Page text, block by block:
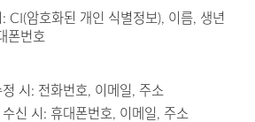
: CI(암호화된 개인 식별정보), 이름, 생년
폰번호
정 시: 전화번호, 이메일, 주소
수신 시: 휴대폰번호, 이메일, 주소